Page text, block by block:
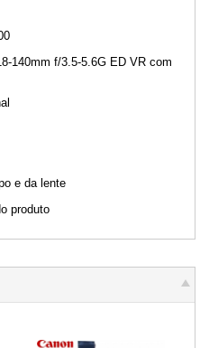
140mm f/3.5-5.6G ED VR com
e da lente
produto